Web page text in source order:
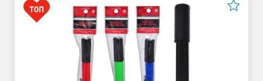
М'яч волейбольний